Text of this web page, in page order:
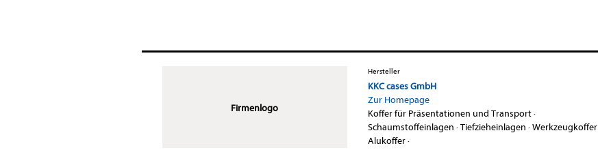
Firmenlogo
Hersteller
KKC cases GmbH
Zur Homepage
Koffer für Präsentationen und Transport·
Schaumstoffeinlagen ·Tiefzieheinlagen ·Werkzeugkoffer
Alukoffer·